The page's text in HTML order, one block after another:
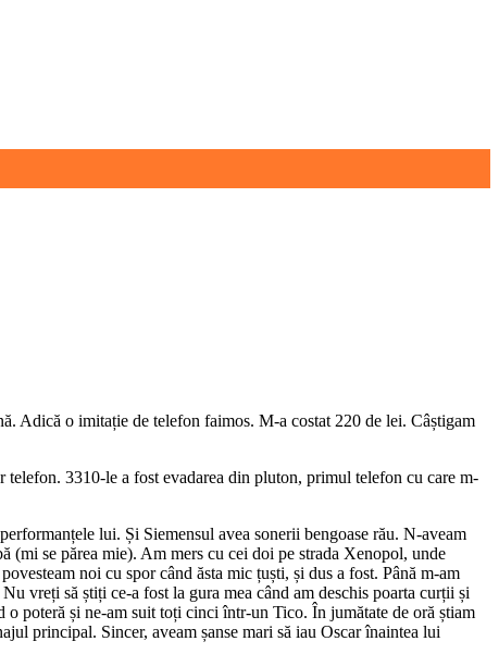
Adică o imitație de telefon faimos. M-a costat 220 de lei. Câștigam
3310-le a fost evadarea din pluton, primul telefon cu care m-
lui. Și Siemensul avea sonerii bengoase rău. N-aveam
(mi se părea mie). Am mers cu cei doi pe strada Xenopol, unde
noi cu spor când ăsta mic țuști, și dus a fost. Până m-am
vreți să știți ce-a fost la gura mea când am deschis poarta curții și
poteră și ne-am suit toți cinci într-un Tico. În jumătate de oră știam
principal. Sincer, aveam șanse mari să iau Oscar înaintea lui